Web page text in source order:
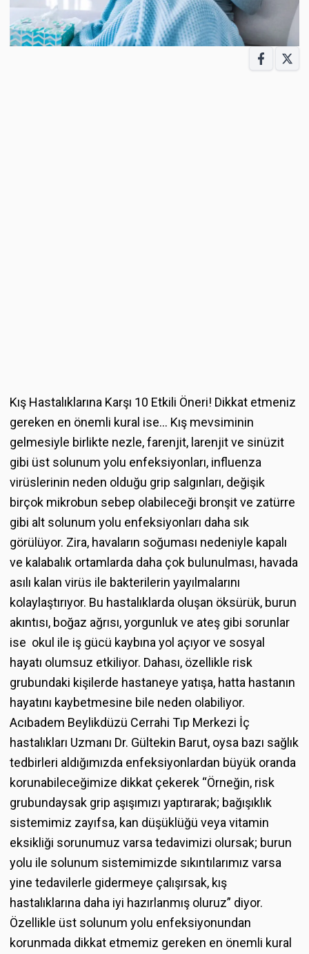
Kış Hastalıklarına Karşı 10 Etkili Öneri! Dikkat etmeniz
gereken en önemli kural ise… Kış mevsiminin
gelmesiyle birlikte nezle, farenjit, larenjit ve sinüzit
gibi üst solunum yolu enfeksiyonları, influenza
virüslerinin neden olduğu grip salgınları, değişik
birçok mikrobun sebep olabileceği bronşit ve zatürre
gibi alt solunum yolu enfeksiyonları daha sık
görülüyor. Zira, havaların soğuması nedeniyle kapalı
ve kalabalık ortamlarda daha çok bulunulması, havada
asılı kalan virüs ile bakterilerin yayılmalarını
kolaylaştırıyor. Bu hastalıklarda oluşan öksürük, burun
akıntısı, boğaz ağrısı, yorgunluk ve ateş gibi sorunlar
ise okul ile iş gücü kaybına yol açıyor ve sosyal
hayatı olumsuz etkiliyor. Dahası, özellikle risk
grubundaki kişilerde hastaneye yatışa, hatta hastanın
hayatını kaybetmesine bile neden olabiliyor.
Acıbadem Beylikdüzü Cerrahi Tıp Merkezi İç
hastalıkları Uzmanı Dr. Gültekin Barut, oysa bazı sağlık
tedbirleri aldığımızda enfeksiyonlardan büyük oranda
korunabileceğimize dikkat çekerek “Örneğin, risk
grubundaysak grip aşışımızı yaptırarak; bağışıklık
sistemimiz zayıfsa, kan düşüklüğü veya vitamin
eksikliği sorunumuz varsa tedavimizi olursak; burun
yolu ile solunum sistemimizde sıkıntılarımız varsa
yine tedavilerle gidermeye çalışırsak, kış
hastalıklarına daha iyi hazırlanmış oluruz” diyor.
Özellikle üst solunum yolu enfeksiyonundan
korunmada dikkat etmemiz gereken en önemli kural